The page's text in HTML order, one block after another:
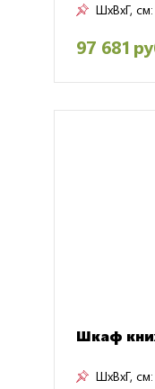
ШxВxГ, см:
97 681
Шкаф
ШxВxГ, см: